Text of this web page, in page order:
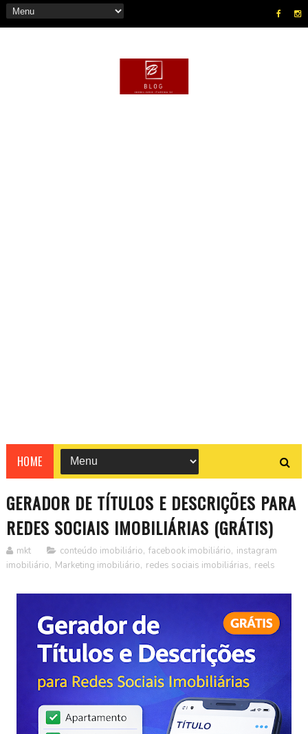
HOME
GERADOR DE TÍTULOS E DESCRIÇÕES PARA
REDES SOCIAIS IMOBILIÁRIAS (GRÁTIS)
mkt conteúdo imobiliário, facebook imobiliário, instagram
imobiliário, Marketing imobiliário, redes sociais imobiliárias, reels